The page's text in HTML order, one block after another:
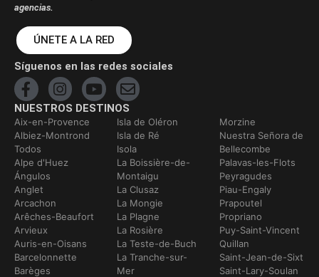
agencias.
ÚNETE A LA RED
Síguenos en las redes sociales
NUESTROS DESTINOS
Aix-en-Provence
Albiez-Montrond
Todos
Alpe d'Huez
Ángulos
Anglet
Arcachon
Arêches-Beaufort
Arvieux
Auris-en-Oisans
Barcelonnette
Barèges
Isla de Oléron
Isla de Ré
Isola
La Boissière-de-
Montaigu
La Clusaz
La Mongie
La Plagne
La Rosière
La Teste-de-Buch
La Tranche-sur-
Mer
Morzine
Nuestra Señora de
Bellecombe
Palavas-les-Flots
Peyragudes
Piau-Engaly
Prapoutel
Propriano
Puy-Saint-Vincent
Quillan
Saint-Jean-de-Sixt
Saint-Lary-Soulan